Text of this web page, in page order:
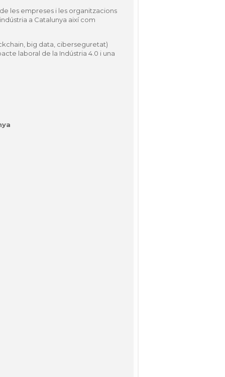
les empreses i les organitzacions
a Catalunya així com
big data , ciberseguretat)
laboral de la Indústria 4.0 i una